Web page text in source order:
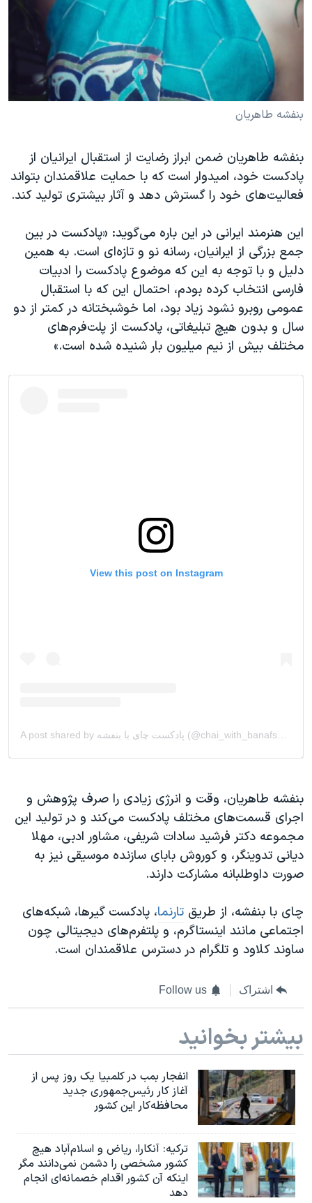
بنفشه طاهریان
بنفشه طاهریان ضمن ابراز رضایت از استقبال ایرانیان از
پادکست خود، امیدوار است که با حمایت علاقمندان بتواند
فعالیت‌های خود را گسترش دهد و آثار بیشتری تولید کند.
این هنرمند ایرانی در این‌ باره می‌گوید: «پادکست در بین
جمع بزرگی از ایرانیان، رسانه نو و تازه‌ای است. به همین
دلیل و با توجه به این که موضوع پادکست را ادبیات
فارسی انتخاب کرده بودم، احتمال این که با استقبال
عمومی روبرو نشود زیاد بود، اما خوشبختانه در کمتر از دو
سال و بدون هیچ تبلیغاتی، پادکست از پلت‌فرم‌های
مختلف بیش از نیم میلیون بار شنیده شده است.»
بنفشه طاهریان، وقت و‌ انرژی زیادی را صرف پژوهش و
اجرای قسمت‌های مختلف پادکست می‌کند و در تولید این
مجموعه دکتر فرشید سادات شریفی، مشاور ادبی، مهلا
دیانی تدوینگر، و کوروش بابای سازنده موسیقی نیز به
صورت داوطلبانه مشارکت دارند.
چای با بنفشه، از طریق تارنما، پادكست گيرها، شبکه‌های
اجتماعی مانند اینستاگرم، و پلتفرم‌های دیجیتالی چون
ساوند کلاود و تلگرام در دسترس علاقمندان است.
اشتراک Follow us
بیشتر بخوانید
انفجار بمب‌‌ در کلمبیا یک روز پس از
آغاز کار رئیس‌جمهوری جدید
محافظه‌کار این کشور
ترکیه: آنکارا، ریاض و اسلام‌آباد هیچ
کشور مشخصی را دشمن نمی‌دانند مگر
اینکه آن کشور اقدام خصمانه‌ای انجام
دهد